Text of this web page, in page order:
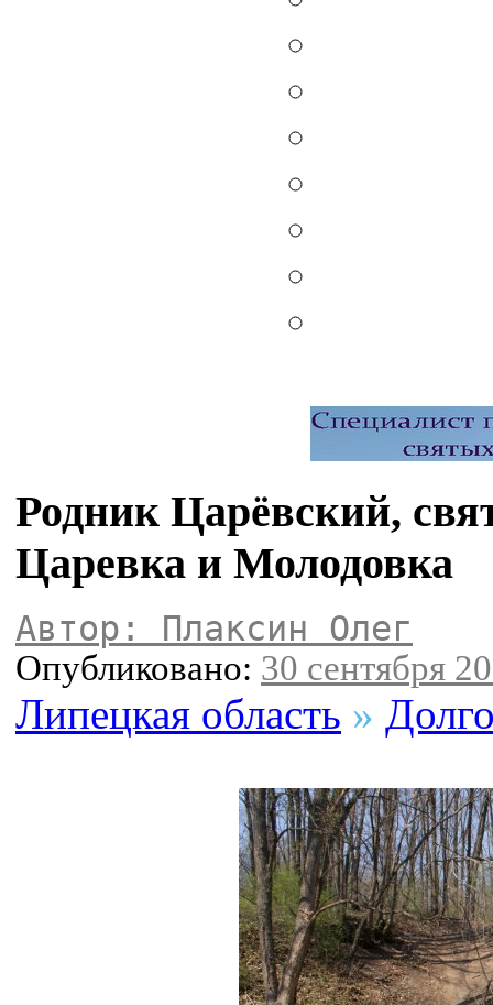
Родник Царёвский,
Царевка и Молодовка
Автор: Плаксин Олег
Опубликовано: 30 сентября
Липецкая область »